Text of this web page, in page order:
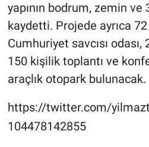
yapının bodrum, zemin ve
kaydetti. Projede ayrıca
Cumhuriyet savcısı
150 kişilik toplantı ve
araçlık otopark bulunacak.
https://twitter.com/
104478142855